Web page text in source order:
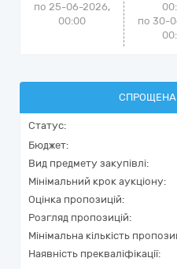
по 25-06-2026,
00:00
по 30-
СПРОЩЕНА
Статус:
Бюджет:
Вид предмету закупівлі:
Мінімальний крок аукціону:
Оцінка пропозицій:
Розгляд пропозицій:
Мінімальна кількість
Наявність прекваліфікації: